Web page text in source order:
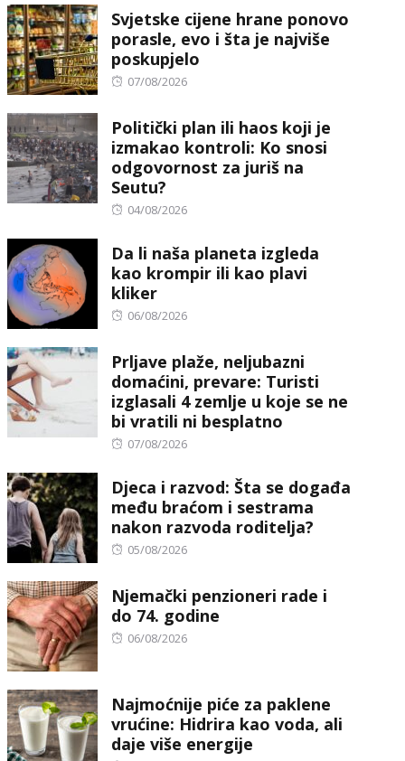
Svjetske cijene hrane ponovo
porasle, evo i šta je najviše
poskupjelo
Posted
07/08/2026
Politički plan ili haos koji je
izmakao kontroli: Ko snosi
odgovornost za juriš na
Seutu?
Posted
04/08/2026
Da li naša planeta izgleda
kao krompir ili kao plavi
kliker
Posted
06/08/2026
Prljave plaže, neljubazni
domaćini, prevare: Turisti
izglasali 4 zemlje u koje se ne
bi vratili ni besplatno
Posted
07/08/2026
Djeca i razvod: Šta se događa
među braćom i sestrama
nakon razvoda roditelja?
Posted
05/08/2026
Njemački penzioneri rade i
do 74. godine
Posted
06/08/2026
Najmoćnije piće za paklene
vrućine: Hidrira kao voda, ali
daje više energije